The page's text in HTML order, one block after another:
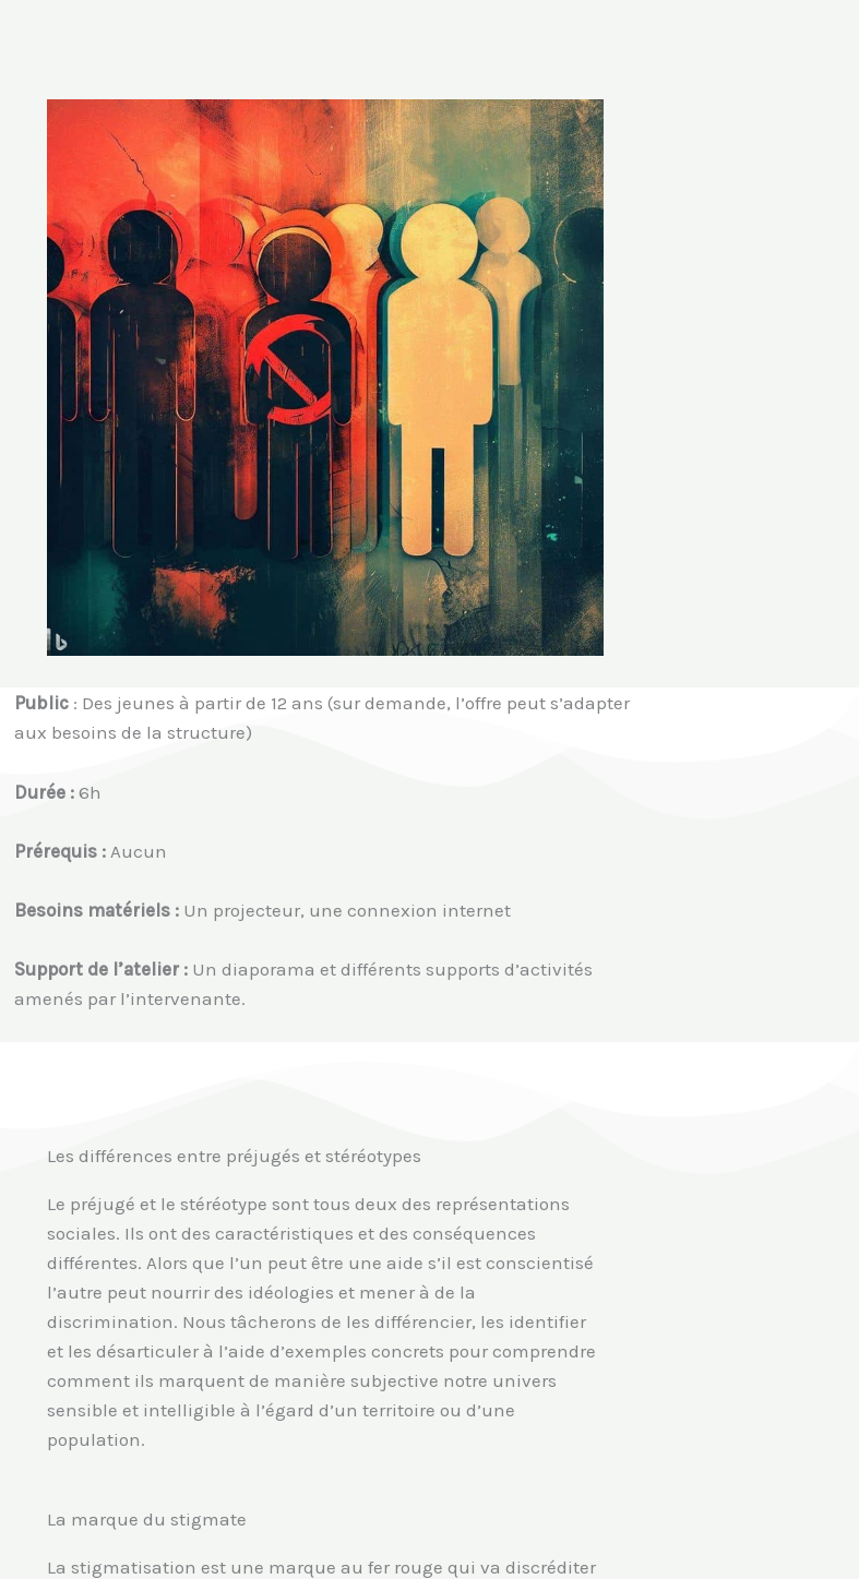
Public : Des jeunes à partir de 12 ans (sur demande, l’offre peut s’adapter
aux besoins de la structure)
Durée : 6h
Prérequis : Aucun
Besoins matériels : Un projecteur, une connexion internet
Support de l’atelier : Un diaporama et différents supports d’activités
amenés par l’intervenante.
Les différences entre préjugés et stéréotypes
Le préjugé et le stéréotype sont tous deux des représentations
sociales. Ils ont des caractéristiques et des conséquences
différentes. Alors que l’un peut être une aide s’il est conscientisé
l’autre peut nourrir des idéologies et mener à de la
discrimination. Nous tâcherons de les différencier, les identifier
et les désarticuler à l’aide d’exemples concrets pour comprendre
comment ils marquent de manière subjective notre univers
sensible et intelligible à l’égard d’un territoire ou d’une
population.
La marque du stigmate
La stigmatisation est une marque au fer rouge qui va discréditer